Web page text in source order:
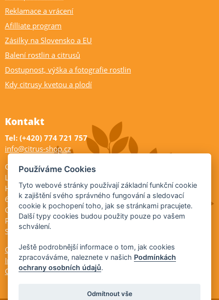
Reklamace a vrácení
Afilliate program
Zásilky na Slovensko a EU
Balení rostlin a citrusů
Dostupnost, výška a fotografie rostlin
Kdy citrusy kvetou a plodí
Kontakt
Tel: (+420) 774 721 757
info@citrus-shop.cz
Citrus shop zahradnictví
Legionářů 2
Hodonín
695 01
Otevřeno:
Po-Pá 9-17
So 9-11:30
Ochrana osobních údajů
Informace ÚKZÚZ
Cookies
Používáme Cookies
Tyto webové stránky používají základní funkční cookie
k zajištění svého správného fungování a sledovací
cookie k pochopení toho, jak se stránkami pracujete.
Další typy cookies budou použity pouze po vašem
schválení.
Ještě podrobnější informace o tom, jak cookies
zpracováváme, naleznete v našich Podmínkách
ochrany osobních údajů.
Odmítnout vše